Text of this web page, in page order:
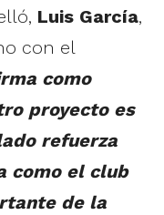
Luis García,
con el
como
proyecto es
refuerza
como el club
de la